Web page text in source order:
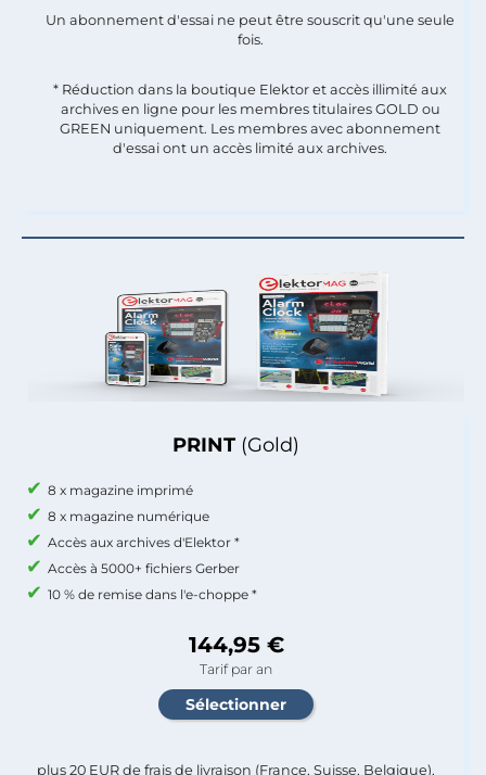
PRINT (Gold)
8 x magazine imprimé
8 x magazine numérique
Accès aux archives d'Elektor *
Accès à 5000+ fichiers Gerber
10 % de remise dans l'e-choppe *
144,95 €
Tarif par an
plus 20 EUR de frais de livraison (France, Suisse, Belgique),
Un abonnement d'essai ne peut être souscrit qu'une seule
fois.​
* Réduction dans la boutique Elektor et accès illimité aux
archives en ligne pour les membres titulaires GOLD ou
GREEN uniquement. Les membres avec abonnement
d'essai ont un accès limité aux archives.